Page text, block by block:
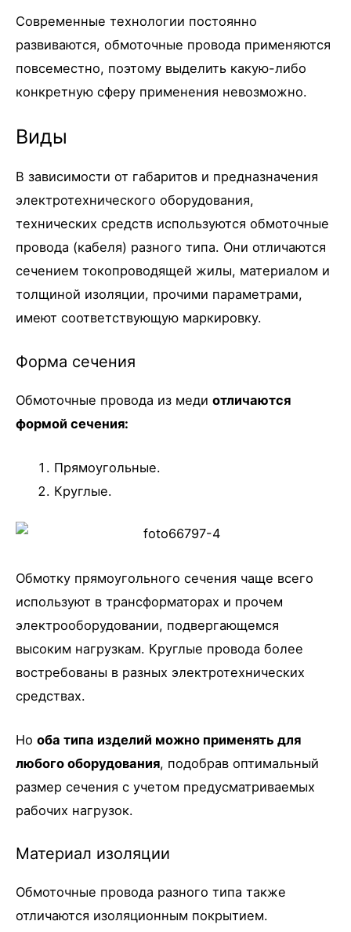
Современные технологии постоянно
развиваются, обмоточные провода применяются
повсеместно, поэтому выделить какую-либо
конкретную сферу применения невозможно.
Виды
В зависимости от габаритов и предназначения
электротехнического оборудования,
технических средств используются обмоточные
провода (кабеля) разного типа. Они отличаются
сечением токопроводящей жилы, материалом и
толщиной изоляции, прочими параметрами,
имеют соответствующую маркировку.
Форма сечения
Обмоточные провода из меди отличаются
формой сечения:
Прямоугольные.
Круглые.
Обмотку прямоугольного сечения чаще всего
используют в трансформаторах и прочем
электрооборудовании, подвергающемся
высоким нагрузкам. Круглые провода более
востребованы в разных электротехнических
средствах.
Но оба типа изделий можно применять для
любого оборудования, подобрав оптимальный
размер сечения с учетом предусматриваемых
рабочих нагрузок.
Материал изоляции
Обмоточные провода разного типа также
отличаются изоляционным покрытием.